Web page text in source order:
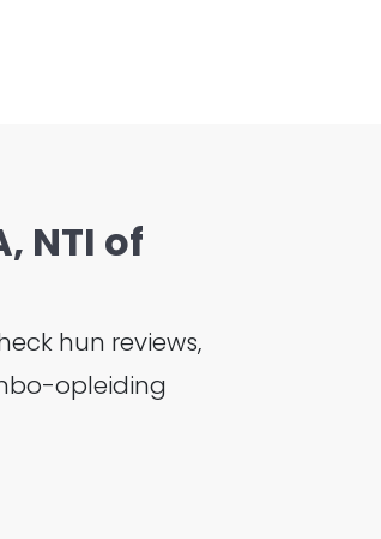
NTI of
hun reviews,
opleiding